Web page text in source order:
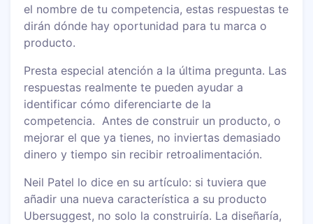
el nombre de tu competencia, estas respuestas te
dirán dónde hay oportunidad para tu marca o
producto.
Presta especial atención a la última pregunta. Las
respuestas realmente te pueden ayudar a
identificar cómo diferenciarte de la
competencia. Antes de construir un producto, o
mejorar el que ya tienes, no inviertas demasiado
dinero y tiempo sin recibir retroalimentación.
Neil Patel lo dice en su artículo: si tuviera que
añadir una nueva característica a su producto
Ubersuggest, no solo la construiría. La diseñaría,